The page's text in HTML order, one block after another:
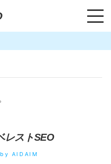
レストSEO
by AIDAIM